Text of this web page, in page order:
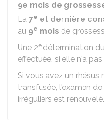
9e mois de
La 7e et dernière
au 9e mois de
Une 2e détermination
effectuée, si elle n'a
Si vous avez un rhésus
transfusée, l'examen
irréguliers est renouvelé.